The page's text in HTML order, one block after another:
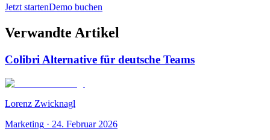
Jetzt startenDemo buchen
Verwandte Artikel
Colibri Alternative für deutsche Teams
Lorenz Zwicknagl
Marketing · 24. Februar 2026